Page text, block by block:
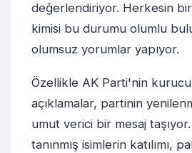
değerlendiriyor. Herkesin
kimisi bu durumu olumlu
olumsuz yorumlar yapıyor.
Özellikle AK Parti'nin
açıklamalar, partinin
umut verici bir mesaj
tanınmış isimlerin katılımı,